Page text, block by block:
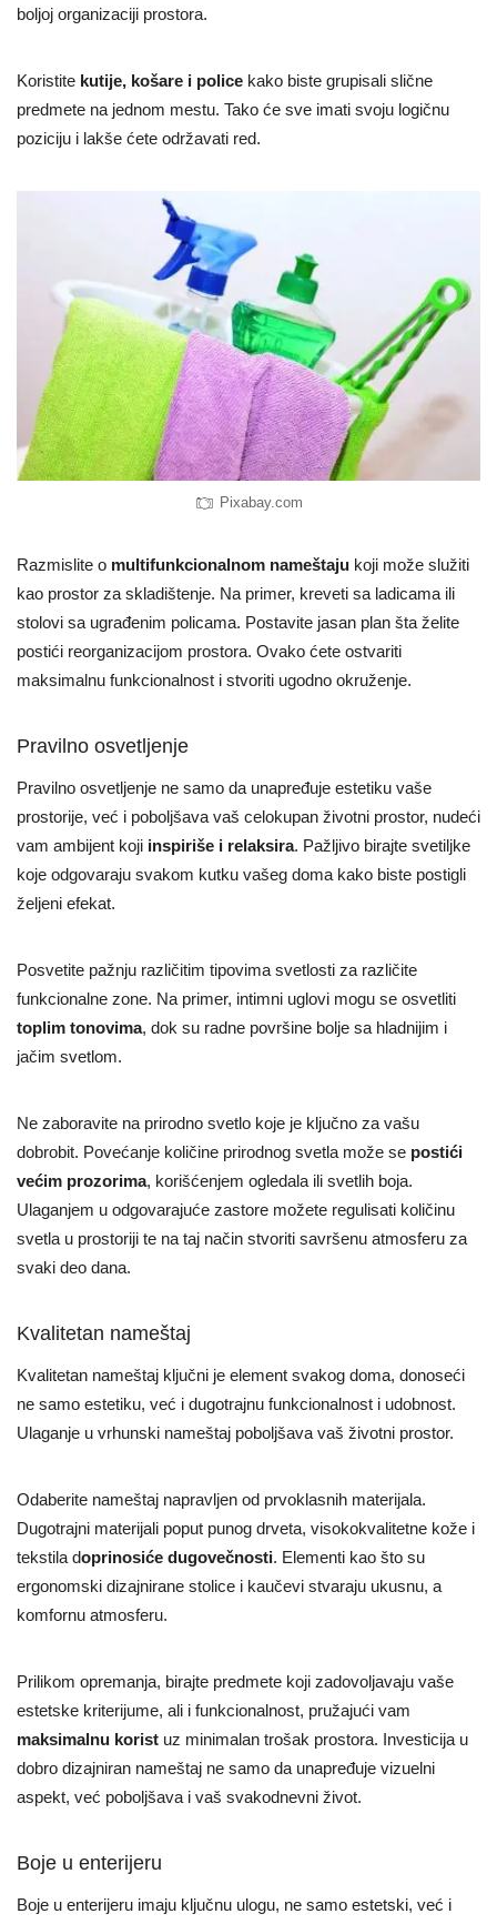
boljoj organizaciji prostora.
Koristite kutije, košare i police kako biste grupisali slične
predmete na jednom mestu. Tako će sve imati svoju logičnu
poziciju i lakše ćete održavati red.
Pixabay.com
Razmislite o multifunkcionalnom nameštaju koji može služiti
kao prostor za skladištenje. Na primer, kreveti sa ladicama ili
stolovi sa ugrađenim policama. Postavite jasan plan šta želite
postići reorganizacijom prostora. Ovako ćete ostvariti
maksimalnu funkcionalnost i stvoriti ugodno okruženje.
Pravilno osvetljenje
Pravilno osvetljenje ne samo da unapređuje estetiku vaše
prostorije, već i poboljšava vaš celokupan životni prostor, nudeći
vam ambijent koji inspiriše i relaksira. Pažljivo birajte svetiljke
koje odgovaraju svakom kutku vašeg doma kako biste postigli
željeni efekat.
Posvetite pažnju različitim tipovima svetlosti za različite
funkcionalne zone. Na primer, intimni uglovi mogu se osvetliti
toplim tonovima, dok su radne površine bolje sa hladnijim i
jačim svetlom.
Ne zaboravite na prirodno svetlo koje je ključno za vašu
dobrobit. Povećanje količine prirodnog svetla može se postići
većim prozorima, korišćenjem ogledala ili svetlih boja.
Ulaganjem u odgovarajuće zastore možete regulisati količinu
svetla u prostoriji te na taj način stvoriti savršenu atmosferu za
svaki deo dana.
Kvalitetan nameštaj
Kvalitetan nameštaj ključni je element svakog doma, donoseći
ne samo estetiku, već i dugotrajnu funkcionalnost i udobnost.
Ulaganje u vrhunski nameštaj poboljšava vaš životni prostor.
Odaberite nameštaj napravljen od prvoklasnih materijala.
Dugotrajni materijali poput punog drveta, visokokvalitetne kože i
tekstila doprinosiće dugovečnosti. Elementi kao što su
ergonomski dizajnirane stolice i kaučevi stvaraju ukusnu, a
komfornu atmosferu.
Prilikom opremanja, birajte predmete koji zadovoljavaju vaše
estetske kriterijume, ali i funkcionalnost, pružajući vam
maksimalnu korist uz minimalan trošak prostora. Investicija u
dobro dizajniran nameštaj ne samo da unapređuje vizuelni
aspekt, već poboljšava i vaš svakodnevni život.
Boje u enterijeru
Boje u enterijeru imaju ključnu ulogu, ne samo estetski, već i